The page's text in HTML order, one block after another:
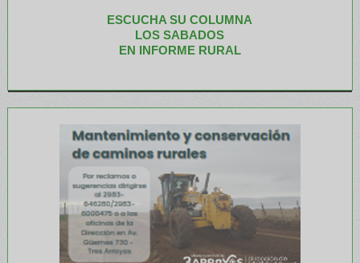
ESCUCHA SU COLUMNA
LOS SABADOS
EN INFORME RURAL